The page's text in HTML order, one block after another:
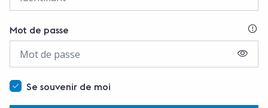
Mot de passe
Se souvenir de moi